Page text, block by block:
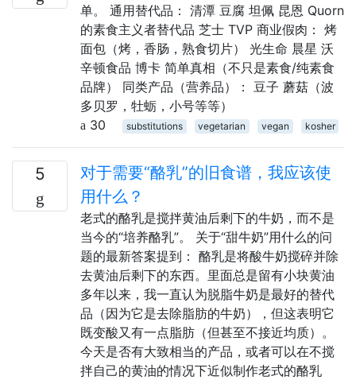
单。 通用替代品： 清潭 豆腐 坦佩 昆恩 Quorn
的素食主义者替代品 芝士 TVP 商业假肉： 烤
面包（烤，香肠，熟食切片） 光生命 晨星 沃
辛顿食品 博卡 简单真相（不只是素食/纯素食
品牌） 同类产品（营养品）： 豆子 蘑菇（波
多贝罗，牡蛎，小号等等）
30
substitutions vegetarian vegan kosher
5
对于需要“酪乳”的旧食谱，我应该使
用什么？
老式的酪乳是搅拌黄油后剩下的牛奶，而不是
当今的“培养酪乳”。 关于“甜牛奶”用什么的问
题的最新答案提到： 酪乳是将酸牛奶搅碎并除
去黄油后剩下的东西。里面总是留有小块黄油
多年以来，我一直认为脱脂牛奶是最好的替代
品（因为它是去除脂肪的牛奶），但这表明它
既变酸又有一点脂肪（但甚至不接近均质）。
今天是否有大致相当的产品，或者可以在不搅
拌自己的黄油的情况下近似制作老式的酪乳